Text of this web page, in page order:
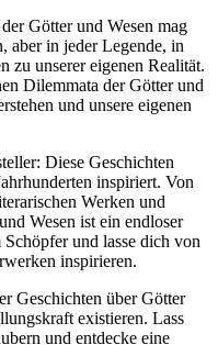
Götter und Wesen mag
aber in jeder Legende, in
zu unserer eigenen Realität.
Dilemmata der Götter und
und unsere eigenen
Diese Geschichten
inspiriert. Von
Werken und
Wesen ist ein endloser
und lasse dich von
inspirieren.
Geschichten über Götter
existieren. Lass
und entdecke eine